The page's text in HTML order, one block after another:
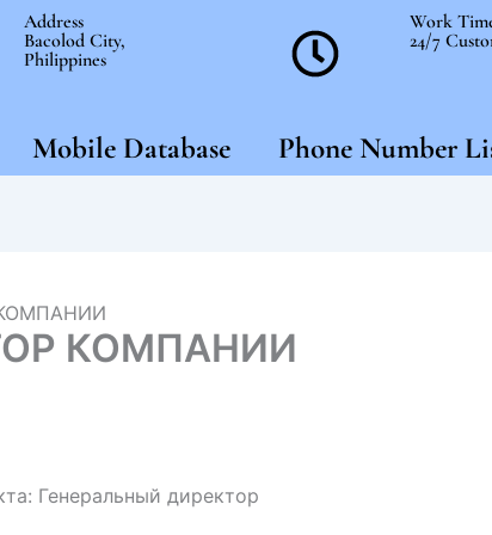
Address
Bacolod City,
Philippines
Work
24/7
Mobile Database Phone Number
КОМПАНИИ
Генеральный директор